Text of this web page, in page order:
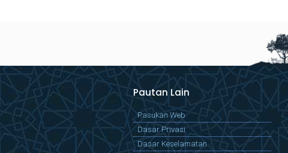
Pautan Lain
Pasukan Web
Dasar Privasi
Dasar Keselamatan